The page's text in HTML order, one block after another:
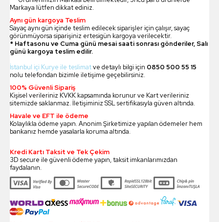
Markaya lütfen dikkat ediniz.
Aynı gün kargoya Teslim
Sayaç aynı gün içinde teslim edilecek siparişler için çalışır, sayaç
görünmüyorsa siparişiniz ertesigün kargoya verilecektir.
* Haftasonu ve Cuma günü mesai saati sonrası gönderiler, Salı
günü kargoya teslim edilir.
İstanbul içi Kurye ile teslimatve detaylı bilgi için 0850 500 55 15
nolu telefondan bizimle iletişime geçebilirsiniz.
100% Güvenli Sipariş
Kişisel verileriniz KVKK kapsamında korunur ve Kart verileriniz
sitemizde saklanmaz. İletişiminiz SSL sertifikasıyla güven altında.
Havale ve EFT ile ödeme
Kolaylıkla ödeme yapın. Anonim Şirketimize yapılan ödemeler hem
bankanız hemde yasalarla koruma altında.
Kredi Kartı Taksit ve Tek Çekim
3D secure ile güvenli ödeme yapın, taksit imkanlarımızdan
faydalanın.